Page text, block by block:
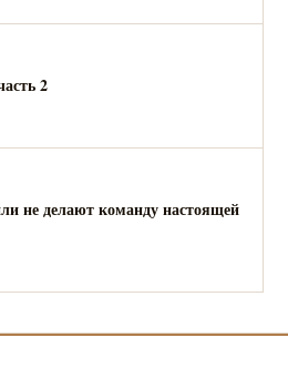
2
не делают команду настоящей